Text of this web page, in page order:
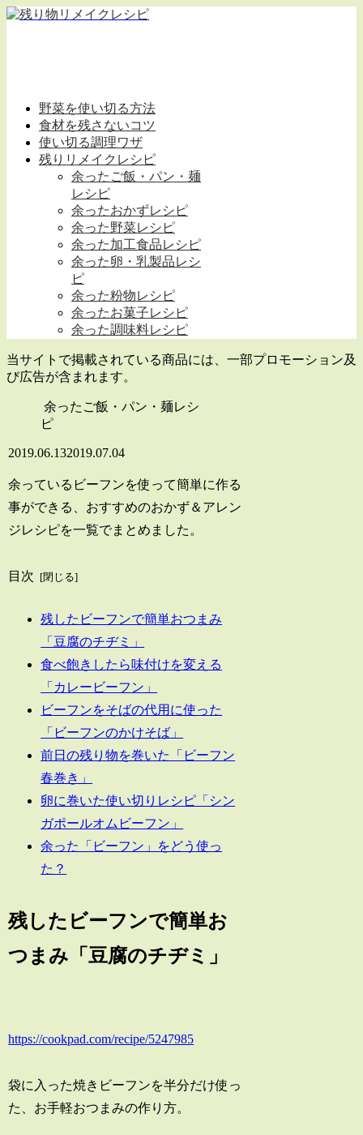
野菜を使い切る方法
食材を残さないコツ
使い切る調理ワザ
残りリメイクレシピ
余ったご飯・パン・麺
レシピ
余ったおかずレシピ
余った野菜レシピ
余った加工食品レシピ
余った卵・乳製品レシ
ピ
余った粉物レシピ
余ったお菓子レシピ
余った調味料レシピ
当サイトで掲載されている商品には、一部プロモーション及
び広告が含まれます。
余ったご飯・パン・麺レシ
ピ
2019.06.132019.07.04
余っているビーフンを使って簡単に作る
事ができる、おすすめのおかず＆アレン
ジレシピを一覧でまとめました。
目次
残したビーフンで簡単おつまみ
「豆腐のチヂミ」
食べ飽きしたら味付けを変える
「カレービーフン」
ビーフンをそばの代用に使った
「ビーフンのかけそば」
前日の残り物を巻いた「ビーフン
春巻き」
卵に巻いた使い切りレシピ「シン
ガポールオムビーフン」
余った「ビーフン」をどう使っ
た？
残したビーフンで簡単お
つまみ「豆腐のチヂミ」
https://cookpad.com/recipe/5247985
袋に入った焼きビーフンを半分だけ使っ
た、お手軽おつまみの作り方。